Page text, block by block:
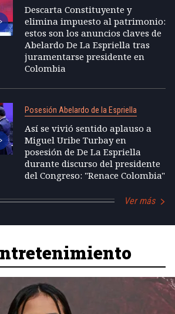
Descarta Constituyente y
elimina impuesto al patrimonio:
estos son los anuncios claves de
Abelardo De La Espriella tras
juramentarse presidente en
Colombia
Posesión Abelardo de la Espriella
Así se vivió sentido aplauso a
Miguel Uribe Turbay en
posesión de De La Espriella
durante discurso del presidente
del Congreso: "Renace Colombia"
Ver más